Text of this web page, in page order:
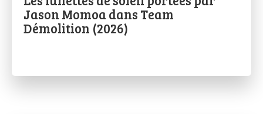
Jason Momoa dans Team
Démolition (2026)